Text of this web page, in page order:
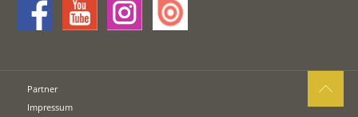
Partner
Impressum